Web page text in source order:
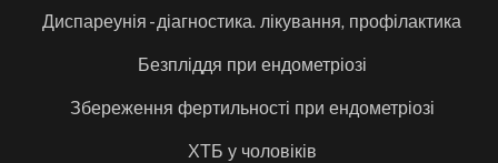
Диспареунія - діагностика. лікування, профілактика
Безпліддя при ендометріозі
Збереження фертильності при ендометріозі
ХТБ у чоловіків